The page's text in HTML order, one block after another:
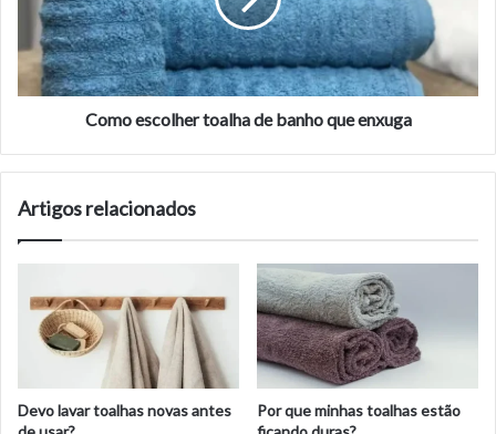
que
enxuga
Como escolher toalha de banho que enxuga
Artigos relacionados
Devo lavar toalhas novas antes
Por que minhas toalhas estão